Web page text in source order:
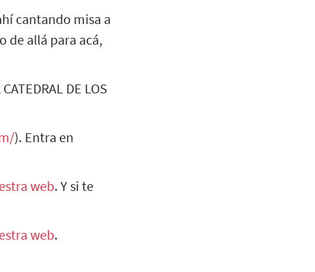
cantando misa a
de allá para acá,
DE LOS
). Entra en
web. Y si te
web.